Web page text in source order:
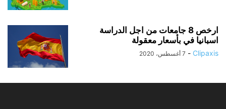
ارخص 8 جامعات من اجل الدراسة
اسبانيا في بأسعار معقولة
Clipaxis
- 7 أغسطس، 2020